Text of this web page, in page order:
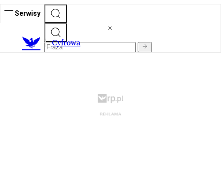
Serwisy
Cyfrowa